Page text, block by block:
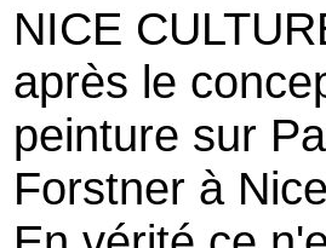
NICE
après le
peinture sur
Forstner à Nice